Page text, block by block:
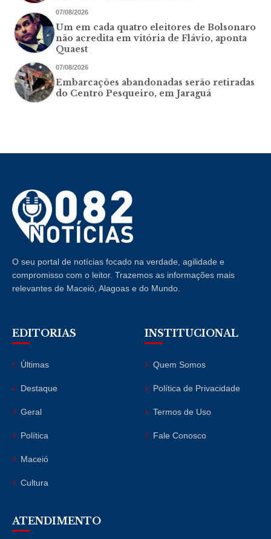
07/08/2026
Um em cada quatro eleitores de Bolsonaro
não acredita em vitória de Flávio, aponta
Quaest
07/08/2026
Embarcações abandonadas serão retiradas
do Centro Pesqueiro, em Jaraguá
O seu portal de notícias focado na verdade, agilidade e
compromisso com o leitor. Trazemos as informações mais
relevantes de Maceió, Alagoas e do Mundo.
EDITORIAS
Últimas
Destaque
Geral
Política
Maceió
Cultura
INSTITUCIONAL
Quem Somos
Política de Privacidade
Termos de Uso
Fale Conosco
ATENDIMENTO